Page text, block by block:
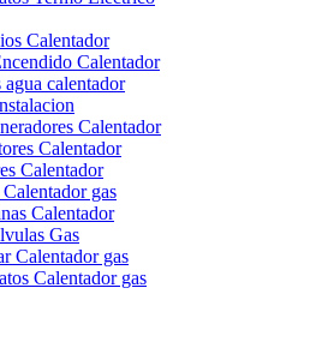
Calentador
Calentador
agua calentador
Calentador
Calentador
Calentador
gas
Calentador
Gas
Calentador gas
Calentador gas